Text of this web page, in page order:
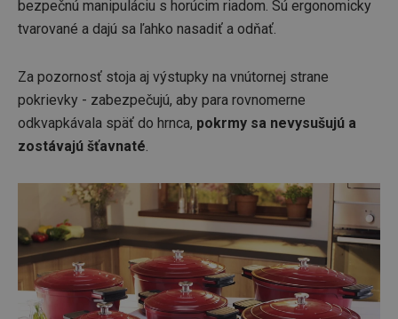
bezpečnú manipuláciu s horúcim riadom. Sú ergonomicky
tvarované a dajú sa ľahko nasadiť a odňať.
Za pozornosť stoja aj výstupky na vnútornej strane
pokrievky - zabezpečujú, aby para rovnomerne
odkvapkávala späť do hrnca, pokrmy sa nevysušujú a
zostávajú šťavnaté.